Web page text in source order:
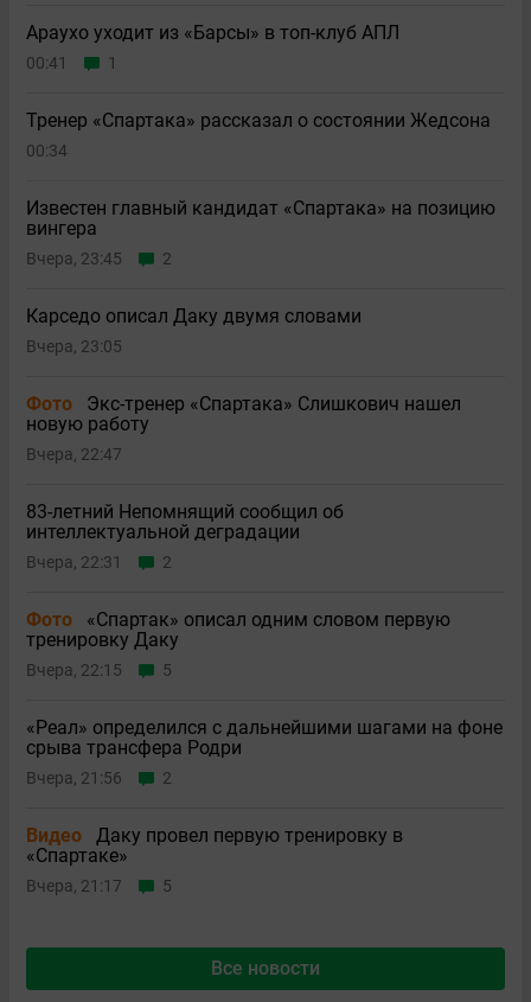
Араухо уходит из «Барсы» в топ-клуб АПЛ
00:41 1
Тренер «Спартака» рассказал о состоянии Жедсона
00:34
Известен главный кандидат «Спартака» на позицию
вингера
Вчера, 23:45 2
Карседо описал Даку двумя словами
Вчера, 23:05
Фото
Экс-тренер «Спартака» Слишкович нашел
новую работу
Вчера, 22:47
83-летний Непомнящий сообщил об
интеллектуальной деградации
Вчера, 22:31 2
Фото
«Спартак» описал одним словом первую
тренировку Даку
Вчера, 22:15 5
«Реал» определился с дальнейшими шагами на фоне
срыва трансфера Родри
Вчера, 21:56 2
Видео
Даку провел первую тренировку в
«Спартаке»
Вчера, 21:17 5
Все новости